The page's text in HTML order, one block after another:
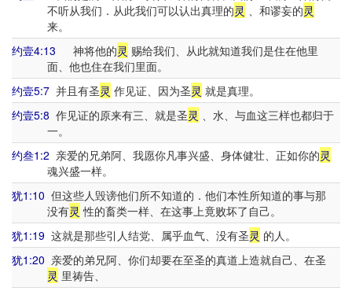
不听从我们．从此我们可以认出真理的灵 、和谬妄的灵
来。
约壹4:13 神将他的灵 赐给我们、从此就知道我们是住在他里
面、他也住在我们里面。
约壹5:7 并且有圣灵 作见证、因为圣灵 就是真理。
约壹5:8 作见证的原来有三、就是圣灵 、水、与血这三样也都归于
一。
约叁1:2 亲爱的兄弟阿、我愿你凡事兴盛、身体健壮、正如你的灵
魂兴盛一样。
犹1:10 但这些人毁谤他们所不知道的．他们本性所知道的事与那
没有灵 性的畜类一样、在这事上竟败坏了自己。
犹1:19 这就是那些引人结党、属乎血气、没有圣灵 的人。
犹1:20 亲爱的弟兄阿、你们却要在至圣的真道上造就自己、在圣
灵 里祷告、